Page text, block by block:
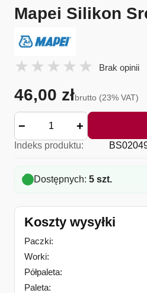
Mapei Silikon
Brak opinii
46,00 złbrutto (23% VAT)
− +
Indeks produktu:
Dostępnych: 5 szt.
Koszty wysyłki
Paczki:
Worki:
Półpaleta:
Paleta: